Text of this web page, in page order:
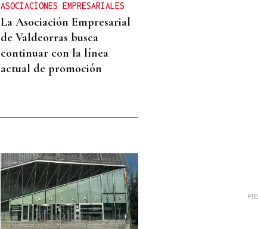
ASOCIACIONES EMPRESARIALES
La Asociación Empresarial
de Valdeorras busca
continuar con la línea
actual de promoción